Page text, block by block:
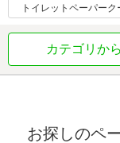
トイレットペーパーク
カテゴリか
お探しのペ